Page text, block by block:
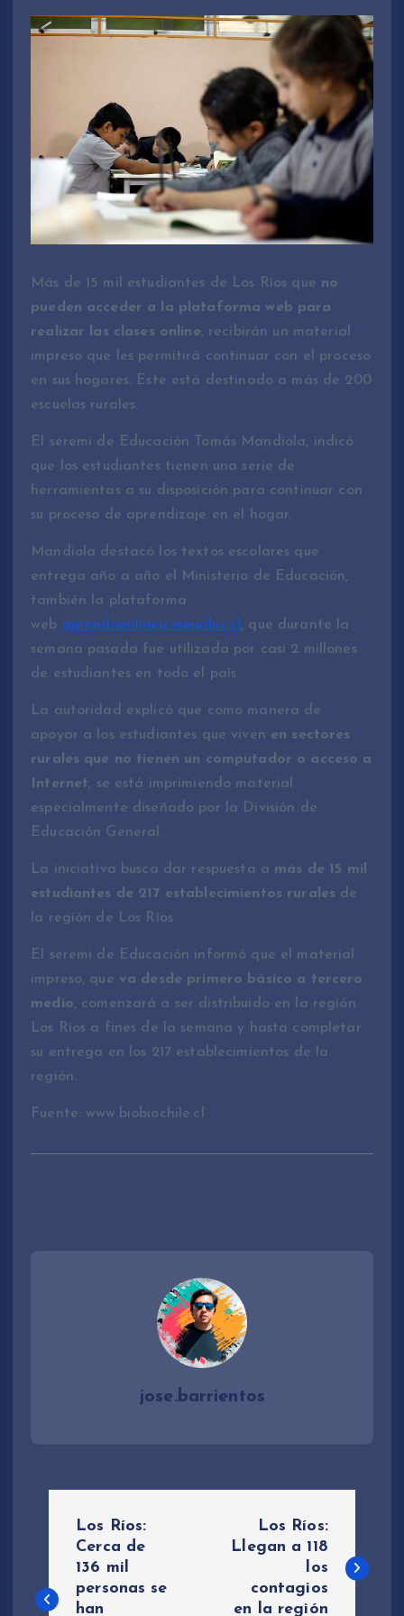
Más de 15 mil estudiantes de Los Ríos que no
pueden acceder a la plataforma web para
realizar las clases online, recibirán un material
impreso que les permitirá continuar con el proceso
en sus hogares. Este está destinado a más de 200
escuelas rurales.
El seremi de Educación Tomás Mandiola, indicó
que los estudiantes tienen una serie de
herramientas a su disposición para continuar con
su proceso de aprendizaje en el hogar.
Mandiola destacó los textos escolares que
entrega año a año el Ministerio de Educación,
también la plataforma
web aprendoenlinea.mineduc.cl , que durante la
semana pasada fue utilizada por casi 2 millones
de estudiantes en todo el país.
La autoridad explicó que como manera de
apoyar a los estudiantes que viven en sectores
rurales que no tienen un computador o acceso a
Internet, se está imprimiendo material
especialmente diseñado por la División de
Educación General.
La iniciativa busca dar respuesta a más de 15 mil
estudiantes de 217 establecimientos rurales de
la región de Los Ríos
El seremi de Educación informó que el material
impreso, que va desde primero básico a tercero
medio, comenzará a ser distribuido en la región
Los Ríos a fines de la semana y hasta completar
su entrega en los 217 establecimientos de la
región.
Fuente: www.biobiochile.cl
jose.barrientos
v
Los Ríos:
Cerca de
136 mil
personas se
han
Los Ríos:
Llegan a 118
los
contagios
en la región